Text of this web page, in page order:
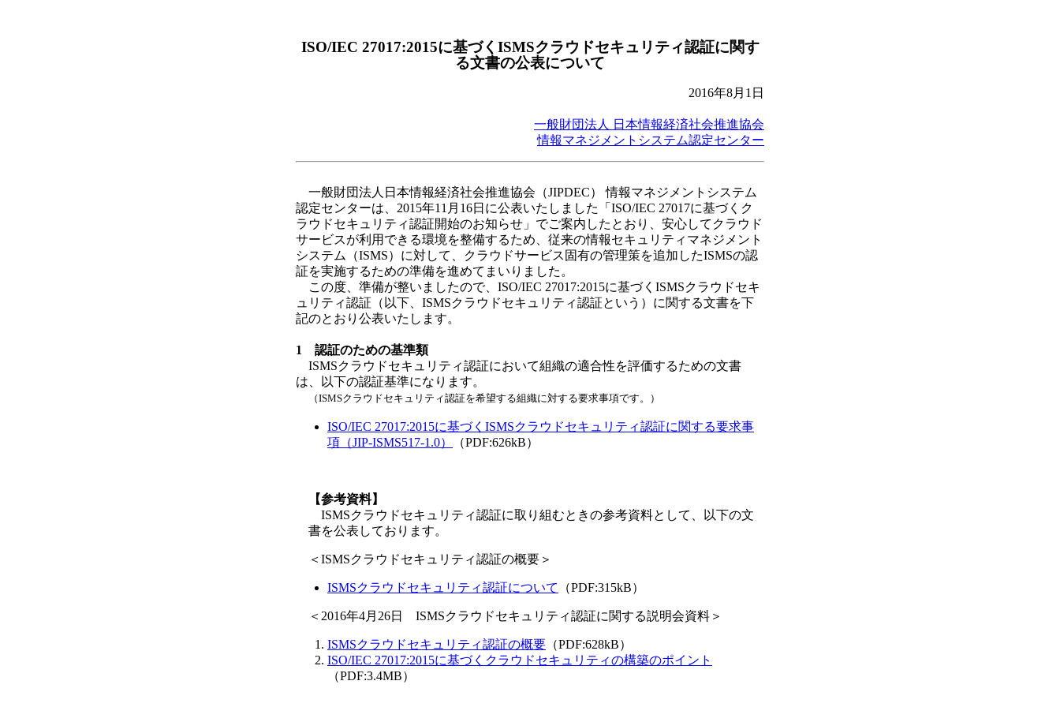
ISO/IEC 27017:2015に基づくISMSクラウドセキュリティ認証に関す
る文書の公表について
2016年8月1日
一般財団法人 日本情報経済社会推進協会
情報マネジメントシステム認定センター
一般財団法人日本情報経済社会推進協会（JIPDEC） 情報マネジメントシステム
認定センターは、2015年11月16日に公表いたしました「ISO/IEC 27017に基づくク
ラウドセキュリティ認証開始のお知らせ」でご案内したとおり、安心してクラウド
サービスが利用できる環境を整備するため、従来の情報セキュリティマネジメント
システム（ISMS）に対して、クラウドサービス固有の管理策を追加したISMSの認
証を実施するための準備を進めてまいりました。
この度、準備が整いましたので、ISO/IEC 27017:2015に基づくISMSクラウドセキ
ュリティ認証（以下、ISMSクラウドセキュリティ認証という）に関する文書を下
記のとおり公表いたします。
1 認証のための基準類
ISMSクラウドセキュリティ認証において組織の適合性を評価するための文書
は、以下の認証基準になります。
（ISMSクラウドセキュリティ認証を希望する組織に対する要求事項です。）
ISO/IEC 27017:2015に基づくISMSクラウドセキュリティ認証に関する要求事
項（JIP-ISMS517-1.0）
（PDF:626kB）
【参考資料】
ISMSクラウドセキュリティ認証に取り組むときの参考資料として、以下の文
書を公表しております。
＜ISMSクラウドセキュリティ認証の概要＞
ISMSクラウドセキュリティ認証について （PDF:315kB）
＜2016年4月26日 ISMSクラウドセキュリティ認証に関する説明会資料＞
ISMSクラウドセキュリティ認証の概要 （PDF:628kB）
ISO/IEC 27017:2015に基づくクラウドセキュリティの構築のポイント
（PDF:3.4MB）